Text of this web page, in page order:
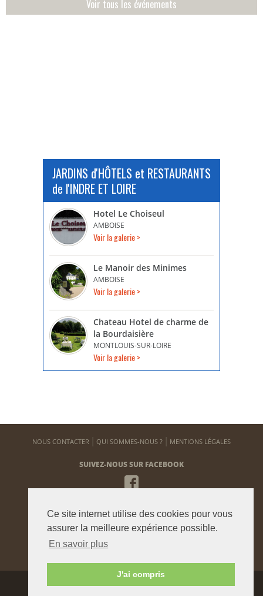
Ce site internet utilise des cookies pour vous
assurer la meilleure expérience possible.
En savoir plus
J'ai compris
Voir tous les événements
JARDINS d'HÔTELS et RESTAURANTS
de l'INDRE ET LOIRE
Hotel Le Choiseul
AMBOISE
Voir la galerie >
Le Manoir des Minimes
AMBOISE
Voir la galerie >
Chateau Hotel de charme de
la Bourdaisière
MONTLOUIS-SUR-LOIRE
Voir la galerie >
NOUS CONTACTER QUI SOMMES-NOUS ? MENTIONS LÉGALES
SUIVEZ-NOUS SUR FACEBOOK
NEWSLETTER
Pour vous tenir informé de notre actualité
Agence graphique:Westango